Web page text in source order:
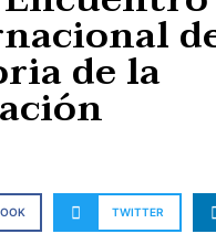
de la
TWITTER